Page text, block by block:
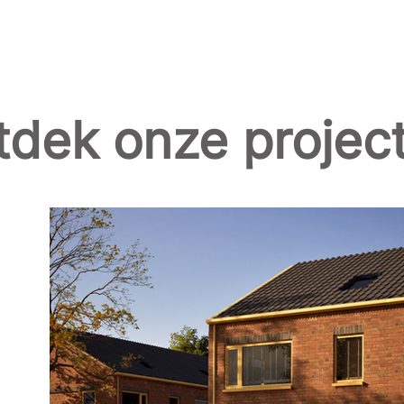
onze